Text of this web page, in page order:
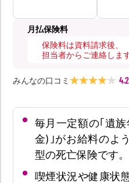
月払保険料
保険料は資料請求後、
担当者からご連絡しま
みんなの口コミ 4.2
毎月一定額の｢遺
金)｣がお給料のよ
型の死亡保険です。
喫煙状況や健康状